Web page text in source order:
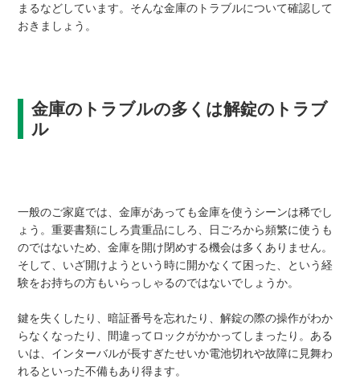
まるなどしています。そんな金庫のトラブルについて確認して
おきましょう。
金庫のトラブルの多くは解錠のトラブ
ル
一般のご家庭では、金庫があっても金庫を使うシーンは稀でし
ょう。重要書類にしろ貴重品にしろ、日ごろから頻繁に使うも
のではないため、金庫を開け閉めする機会は多くありません。
そして、いざ開けようという時に開かなくて困った、という経
験をお持ちの方もいらっしゃるのではないでしょうか。
鍵を失くしたり、暗証番号を忘れたり、解錠の際の操作がわか
らなくなったり、間違ってロックがかかってしまったり。ある
いは、インターバルが長すぎたせいか電池切れや故障に見舞わ
れるといった不備もあり得ます。